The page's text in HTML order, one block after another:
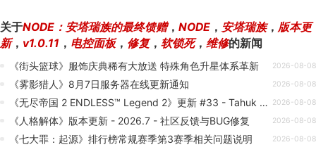
关于NODE：安塔瑞族的最终馈赠， NODE ， 安塔瑞族， 版本更
新， v1.0.11 ， 电控面板， 修复， 软锁死， 维修的新闻
《街头篮球》服饰庆典稀有大放送 特殊角色升星体系革新 2026-08-08
《雾影猎人》8月7日服务器在线更新通知 2026-08-08
《无尽帝国 2 ENDLESS™ Legend 2》更新 #33 - Tahuk 与 Horror 修复 2026-08-08
《人格解体》版本更新 - 2026.7 - 社区反馈与BUG修复 2026-08-08
《七大罪：起源》排行榜常规赛季第3赛季相关问题说明 2026-08-08